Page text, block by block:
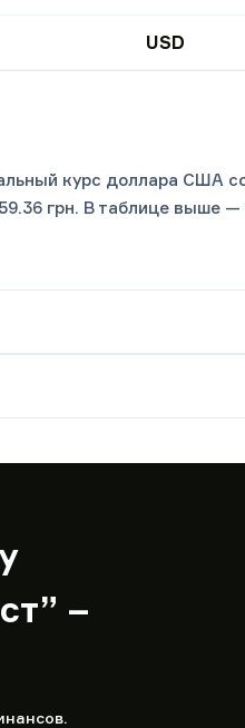
USD
курс доллара США
грн. В таблице выше
–